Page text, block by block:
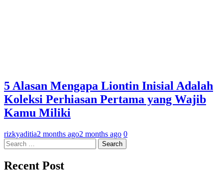
5 Alasan Mengapa Liontin Inisial Adalah
Koleksi Perhiasan Pertama yang Wajib
Kamu Miliki
rizkyaditia2 months ago2 months ago 0
Search
for:
Recent Post